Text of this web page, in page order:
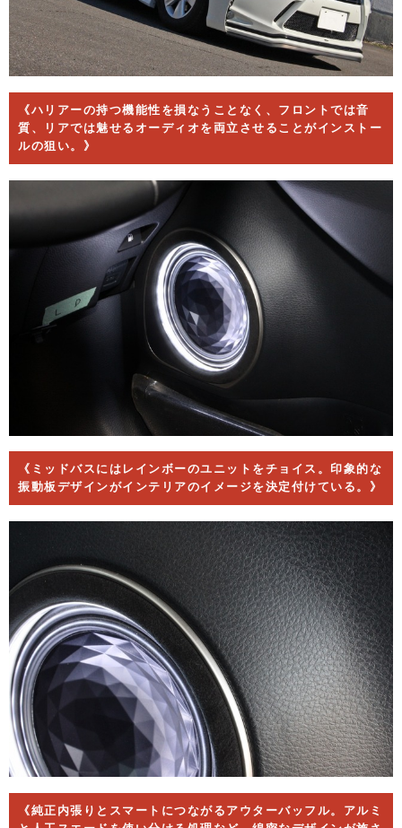
《ハリアーの持つ機能性を損なうことなく、フロントでは音
質、リアでは魅せるオーディオを両立させることがインストー
ルの狙い。》
《ミッドバスにはレインボーのユニットをチョイス。印象的な
振動板デザインがインテリアのイメージを決定付けている。》
《純正内張りとスマートにつながるアウターバッフル。アルミ